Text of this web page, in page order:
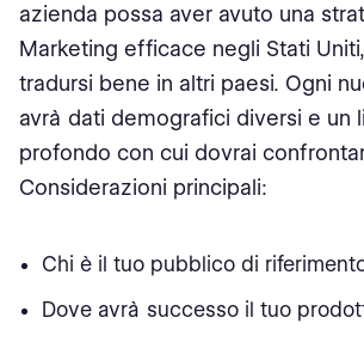
azienda possa aver avuto una
Marketing efficace negli Stati
tradursi bene in altri paesi. Ogni
avrà dati demografici diversi e un
profondo con cui dovrai
Considerazioni principali:
Chi è il tuo pubblico di
Dove avrà successo il tuo